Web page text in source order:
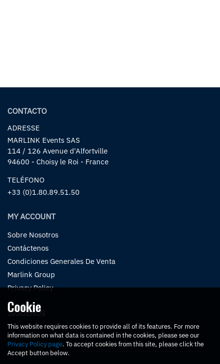
Cookie
This website requires cookies to provide all of its features. For more
information on what data is contained in the cookies, please see our
Privacy Policy page. To accept cookies from this site, please click the
Accept button below.
CONTACTO
ADRESSE
MARLINK Events SAS
114 / 126 Avenue d'Alfortville
94600 - Choisy le Roi - France
TELÉFONO
+33 (0)1.80.89.51.50
MY ACCOUNT
Sobre Nosotros
Contáctenos
Condiciones Generales De Venta
Marlink Group
Privacy Policy
SÍGUENOS